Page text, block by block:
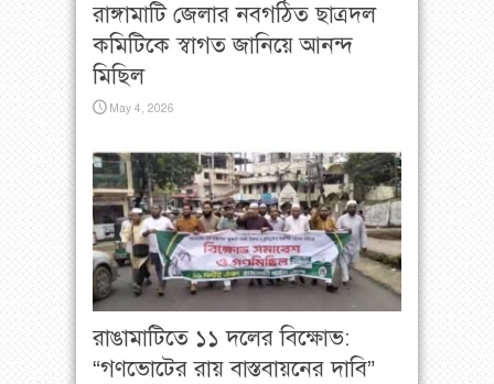
রাঙ্গামাটি জেলার নবগঠিত ছাত্রদল
কমিটিকে স্বাগত জানিয়ে আনন্দ
মিছিল
May 4, 2026
রাঙামাটিতে ১১ দলের বিক্ষোভ:
“গণভোটের রায় বাস্তবায়নের দাবি”